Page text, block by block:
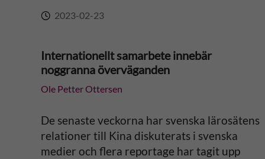
2023-02-23
Internationellt samarbete innebär
noggranna överväganden
Ole Petter Ottersen
De senaste veckorna har svenska lärosätens
relationer till Kina diskuterats i svenska
medier och flera reportage har tagit upp